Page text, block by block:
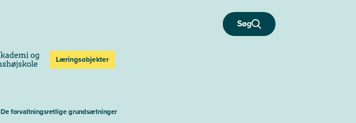
Læringsobjekter
Søg
De forvaltningsretlige grundsætninger